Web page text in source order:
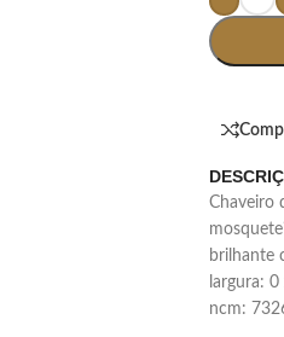
chaveiro de metal com 4 argolas e alça em couro sintético, possui ?
brilhante
largura:
ncm: